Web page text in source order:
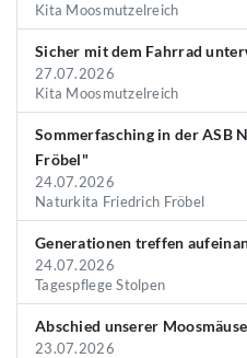
Kita Moosmutzelreich
Sicher mit dem Fahrrad
27.07.2026
Kita Moosmutzelreich
Sommerfasching in der ASB
Fröbel"
24.07.2026
Naturkita Friedrich Fröbel
Generationen treffen
24.07.2026
Tagespflege Stolpen
Abschied unserer Moosmäuse
23.07.2026